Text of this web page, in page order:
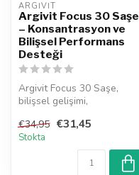
ARGIVIT
Argivit Focus 30 Saşe
– Konsantrasyon ve
Bilişsel Performans
Desteği
Argivit Focus 30 Saşe,
bilişsel gelişimi,
metabolizmasını ve...
€34,95 €31,45
Stokta